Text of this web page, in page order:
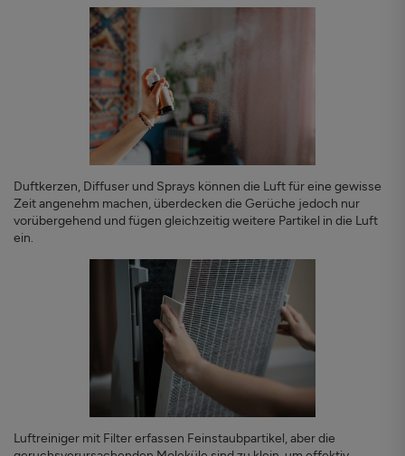
Duftkerzen, Diffuser und Sprays können die Luft für eine gewisse
Zeit angenehm machen, überdecken die Gerüche jedoch nur
vorübergehend und fügen gleichzeitig weitere Partikel in die Luft
ein.
Luftreiniger mit Filter erfassen Feinstaubpartikel, aber die